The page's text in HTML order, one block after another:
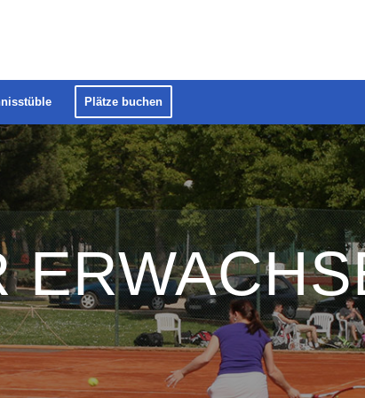
Plätze buchen